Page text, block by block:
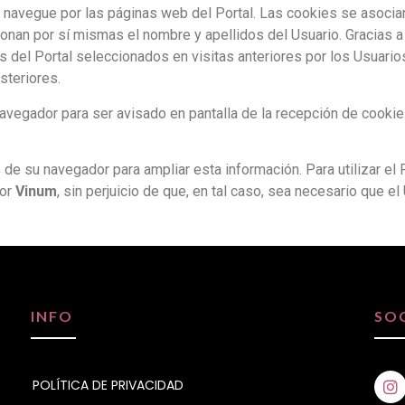
por las páginas web del Portal. Las cookies se
por sí mismas el nombre y apellidos del Usuario.
Portal seleccionados en visitas anteriores por los
para ser avisado en pantalla de la recepción de
su navegador para ampliar esta información. Para utilizar el
Vinum, sin perjuicio de que, en tal caso, sea necesario que
INFO
POLÍTICA DE PRIVACIDAD